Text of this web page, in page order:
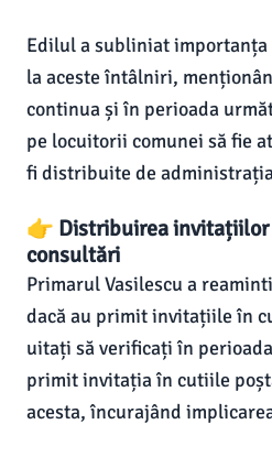
Edilul a subliniat
la aceste întâlniri,
continua și în perioada
pe locuitorii comunei să fie
fi distribuite de
👉 Distribuirea
consultări
Primarul Vasilescu a
dacă au primit invitațiile în
uitați să verificați în
primit invitația în cutiile
acesta, încurajând